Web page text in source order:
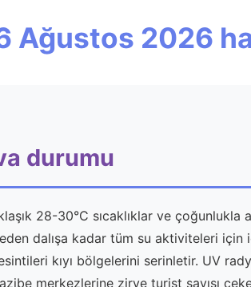
Ağustos 2026
durumu
28-30°C sıcaklıklar ve çoğunlukla
dalışa kadar tüm su aktiviteleri için
kıyı bölgelerini serinletir. UV
merkezlerine zirve turist sayısı